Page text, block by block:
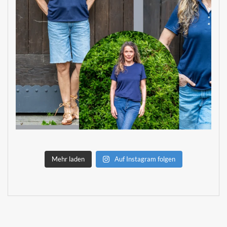
Mehr laden Auf Instagram folgen